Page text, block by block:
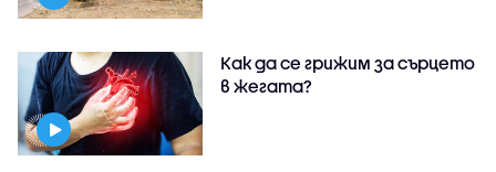
Как да се грижим за сърцето
в жегата?